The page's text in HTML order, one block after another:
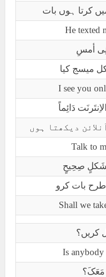
کرتا ہوں بات
He texted
أمسِ
میسج کیا
I see you
دَائِماً
دیکھتا ہوں
Talk to
صِحِیحٍ
بات کرو
Shall we
کریں؟
Is
مَعَکَ؟